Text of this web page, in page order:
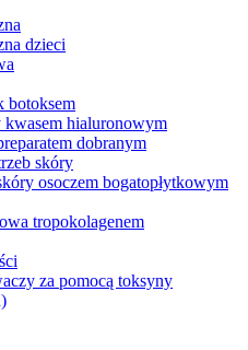
dzieci
botoksem
hialuronowym
dobranym
skóry
osoczem bogatopłytkowym
tropokolagenem
za pomocą toksyny